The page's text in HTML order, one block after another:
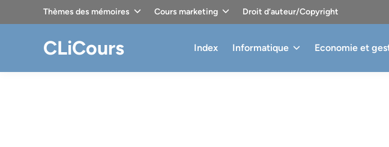
Thèmes des mémoires Cours marketing Droit d’auteur/Copyright
CLiCours Index Informatique Economie et